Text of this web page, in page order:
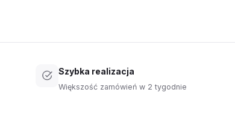
Szybka realizacja
Większość zamówień w 2 tygodnie